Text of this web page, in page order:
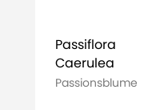
Passiflora
Caerulea
Passionsblume